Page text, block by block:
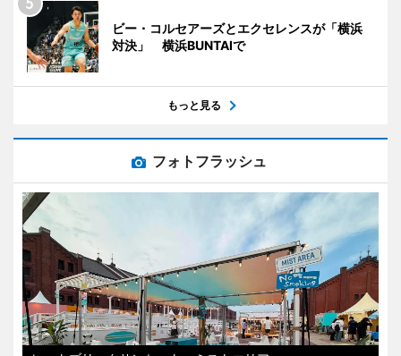
ビー・コルセアーズとエクセレンスが「横浜
対決」 横浜BUNTAIで
もっと見る
フォトフラッシュ